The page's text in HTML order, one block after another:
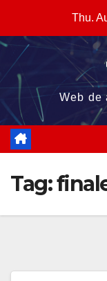
content
Thu.
Web de
Tag: